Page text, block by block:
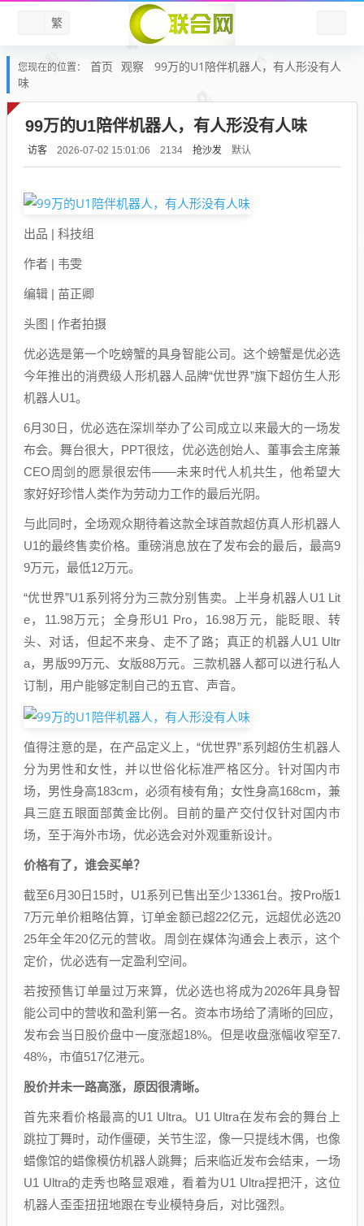
繁
您现在的位置： 首页 观察
99万的U1陪伴机器人，有人形没有人
味
99万的U1陪伴机器人，有人形没有人味
访客 2026-07-02 15:01:06 2134 抢沙发 默认
出品 | 科技组
作者 | 韦雯
编辑 | 苗正卿
头图 | 作者拍摄
优必选是第一个吃螃蟹的具身智能公司。这个螃蟹是优必选
今年推出的消费级人形机器人品牌“优世界”旗下超仿生人形
机器人U1。
6月30日，优必选在深圳举办了公司成立以来最大的一场发
布会。舞台很大，PPT很炫，优必选创始人、董事会主席兼
CEO周剑的愿景很宏伟——未来时代人机共生，他希望大
家好好珍惜人类作为劳动力工作的最后光阴。
与此同时，全场观众期待着这款全球首款超仿真人形机器人
U1的最终售卖价格。重磅消息放在了发布会的最后，最高9
9万元，最低12万元。
“优世界”U1系列将分为三款分别售卖。上半身机器人U1 Lit
e，11.98万元；全身形U1 Pro，16.98万元，能眨眼、转
头、对话，但起不来身、走不了路；真正的机器人U1 Ultr
a，男版99万元、女版88万元。三款机器人都可以进行私人
订制，用户能够定制自己的五官、声音。
值得注意的是，在产品定义上，“优世界”系列超仿生机器人
分为男性和女性，并以世俗化标准严格区分。针对国内市
场，男性身高183cm，必须有棱有角；女性身高168cm，兼
具三庭五眼面部黄金比例。目前的量产交付仅针对国内市
场，至于海外市场，优必选会对外观重新设计。
价格有了，谁会买单？
截至6月30日15时，U1系列已售出至少13361台。按Pro版1
7万元单价粗略估算，订单金额已超22亿元，远超优必选20
25年全年20亿元的营收。周剑在媒体沟通会上表示，这个
定价，优必选有一定盈利空间。
若按预售订单量过万来算，优必选也将成为2026年具身智
能公司中的营收和盈利第一名。资本市场给了清晰的回应，
发布会当日股价盘中一度涨超18%。但是收盘涨幅收窄至7.
48%，市值517亿港元。
股价并未一路高涨，原因很清晰。
首先来看价格最高的U1 Ultra。U1 Ultra在发布会的舞台上
跳拉丁舞时，动作僵硬，关节生涩，像一只提线木偶，也像
蜡像馆的蜡像模仿机器人跳舞；后来临近发布会结束，一场
U1 Ultra的走秀也略显艰难，看着为U1 Ultra捏把汗，这位
机器人歪歪扭扭地跟在专业模特身后，对比强烈。